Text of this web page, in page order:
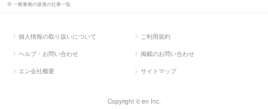
市 一般事務の派遣の仕事一覧
個人情報の取り扱いについて ご利用規約
ヘルプ・お問い合わせ 掲載のお問い合わせ
エン会社概要 サイトマップ
Copyright © en Inc.